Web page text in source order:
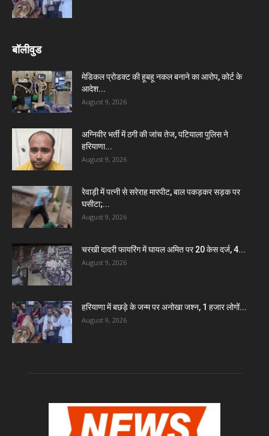
बॉलीवुड
मेडिकल प्रोडक्ट की हूबहू नकल बनाने का आरोप, कोर्ट के
आदेश...
August 9, 2026
अग्निवीर भर्ती में ठगी की जांच तेज, पटियाला पुलिस ने
हरियाणा...
August 9, 2026
रेवाड़ी में पत्नी से सरेराह मारपीट, बाल पकड़कर सड़क पर
घसीटा;...
August 9, 2026
चरखी दादरी फायरिंग में घायल अमित पर 20 केस दर्ज, 4...
August 9, 2026
हरियाणा में बछड़े के जन्म पर अनोखा जश्न, 1 हजार लोगों...
August 9, 2026